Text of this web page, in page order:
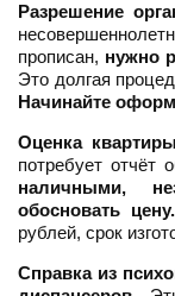
Разрешение
прописан, нужно
Это долгая
Начинайте
Оценка
потребует отчёт
наличными,
обосновать цену.
рублей, срок
Справка из